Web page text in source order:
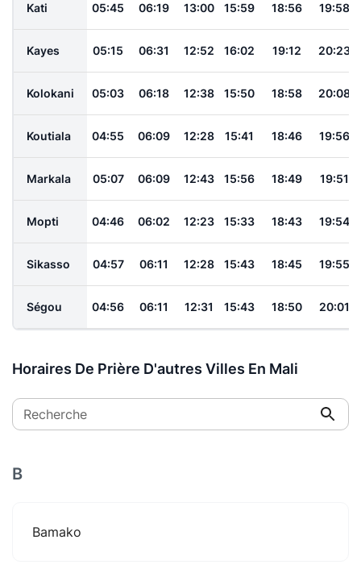
Kati 05:45 06:19 13:00 15:59 18:56 19:58
Kayes 05:15 06:31 12:52 16:02 19:12 20:23
Kolokani 05:03 06:18 12:38 15:50 18:58 20:08
Koutiala 04:55 06:09 12:28 15:41 18:46 19:56
Markala 05:07 06:09 12:43 15:56 18:49 19:51
Mopti 04:46 06:02 12:23 15:33 18:43 19:54
Sikasso 04:57 06:11 12:28 15:43 18:45 19:55
Ségou 04:56 06:11 12:31 15:43 18:50 20:01
Horaires De Prière D'autres Villes En Mali
Recherche
B
Bamako